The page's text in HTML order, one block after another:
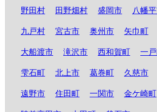
野田村 田野畑村 盛岡市 八幡
九戸村 宮古市 奥州市 矢巾町
大船渡市 滝沢市 西和賀町 一
雫石町 北上市 葛巻町 久慈市
遠野市 住田町 一関市 金ケ崎町